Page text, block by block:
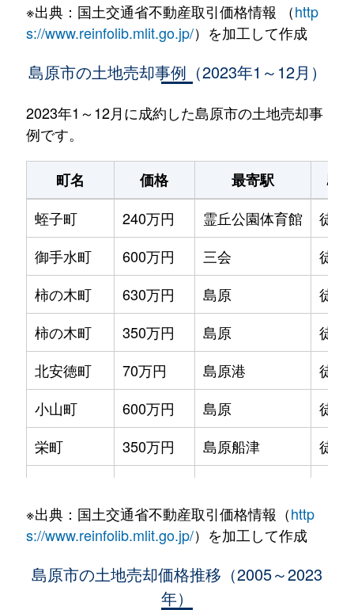
※出典：国土交通省不動産取引価格情報 （http
s://www.reinfolib.mlit.go.jp/）を加工して作成
島原市の土地売却事例（2023年1～12月）
2023年1～12月に成約した島原市の土地売却事
例です。
町名 価格 最寄駅
駅
蛭子町
240万円 霊丘公園体育館
徒歩
御手水町
600万円 三会
徒歩
柿の木町
630万円 島原
徒歩
柿の木町
350万円 島原
徒歩
北安徳町
70万円 島原港
徒歩
小山町
600万円 島原
徒歩
栄町
350万円 島原船津
徒歩
桜門町
700万円 島原
200万円
※出典：国土交通省不動産取引価格情報（http
s://www.reinfolib.mlit.go.jp/）を加工して作成
島原市の土地売却価格推移（2005～2023
年）